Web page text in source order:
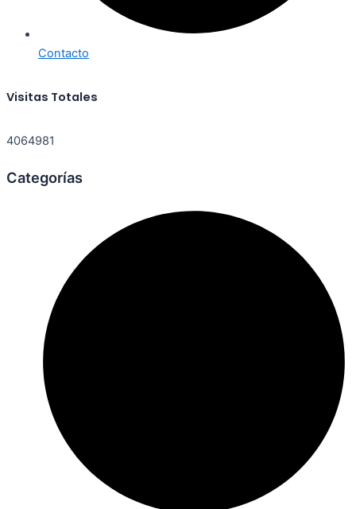
Contacto
Visitas Totales
4064981
Categorías